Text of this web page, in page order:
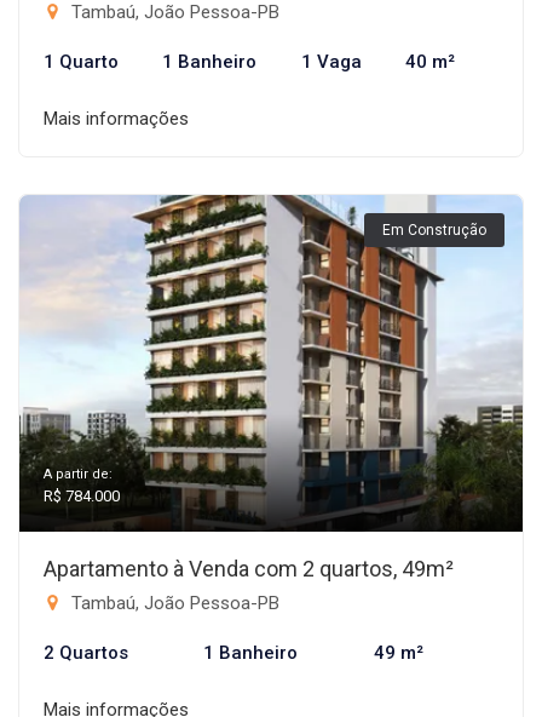
Tambaú, João Pessoa-PB
1 Quarto 1 Banheiro 1 Vaga 40 m²
Mais informações
Em Construção
A partir de:
R$ 784.000
Apartamento à Venda com 2 quartos, 49m²
Tambaú, João Pessoa-PB
2 Quartos 1 Banheiro 49 m²
Mais informações